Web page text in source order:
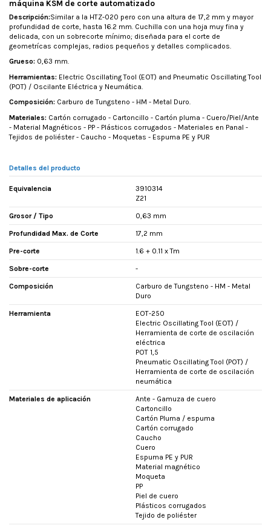
máquina KSM de corte automatizado
Descripción:Similar a la HTZ-020 pero con una altura de 17,2 mm y mayor
profundidad de corte, hasta 16.2 mm. Cuchilla con una hoja muy fina y
delicada, con un sobrecorte mínimo; diseñada para el corte de
geometrícas complejas, radios pequeños y detalles complicados.
Grueso: 0,63 mm.
Herramientas: Electric Oscillating Tool (EOT) and Pneumatic Oscillating Tool
(POT) / Oscilante Eléctrica y Neumática.
Composición: Carburo de Tungsteno - HM - Metal Duro.
Materiales: Cartón corrugado - Cartoncillo - Cartón pluma - Cuero/Piel/Ante
- Material Magnéticos - PP - Plásticos corrugados - Materiales en Panal -
Tejidos de poliéster - Caucho - Moquetas - Espuma PE y PUR
Detalles del producto
Equivalencia
3910314
Z21
Grosor / Tipo 0,63 mm
Profundidad Max. de Corte 17,2 mm
Pre-corte 1.6 + 0.11 x Tm
Sobre-corte -
Composición
Carburo de Tungsteno - HM - Metal
Duro
Herramienta
EOT-250
Electric Oscillating Tool (EOT) /
Herramienta de corte de oscilación
eléctrica
POT 1,5
Pneumatic Oscillating Tool (POT) /
Herramienta de corte de oscilación
neumática
Materiales de aplicación
Ante - Gamuza de cuero
Cartoncillo
Cartón Pluma / espuma
Cartón corrugado
Caucho
Cuero
Espuma PE y PUR
Material magnético
Moqueta
PP
Piel de cuero
Plásticos corrugados
Tejido de poliéster